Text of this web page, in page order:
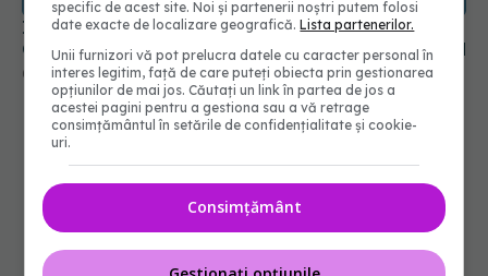
Ingredientul care ar putea crește riscul de AVC.
Cercetătorii au descoperit cum afectează creierul
05 aug 2026, 09:29
specific de acest site. Noi și partenerii noștri putem folosi
date exacte de localizare geografică.Lista partenerilor.
Unii furnizori vă pot prelucra datele cu caracter personal în
interes legitim, față de care puteți obiecta prin gestionarea
opțiunilor de mai jos. Căutați un link în partea de jos a
acestei pagini pentru a gestiona sau a vă retrage
consimțământul în setările de confidențialitate și cookie-
uri.
Consimțământ